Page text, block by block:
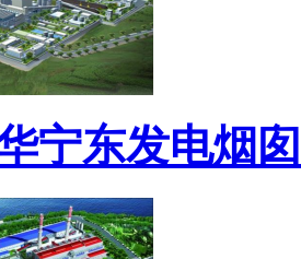
宁东发电烟囱